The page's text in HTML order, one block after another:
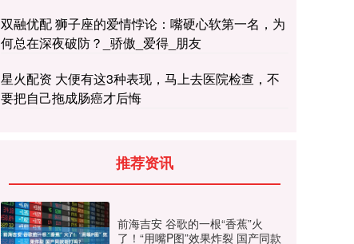
双融优配 狮子座的爱情悖论：嘴硬心软第一名，为
何总在深夜破防？_骄傲_爱得_朋友
星火配资 大便有这3种表现，马上去医院检查，不
要把自己拖成肠癌才后悔
推荐资讯
前海吉安 谷歌的一根“香蕉”火
了！“用嘴P图”效果炸裂 国产同款